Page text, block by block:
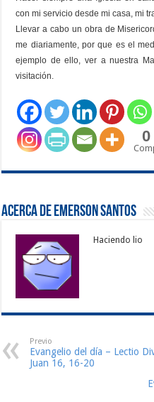
con mi servicio desde mi casa, mi
Llevar a cabo un obra de
me diariamente, por que es el
ejemplo de ello, ver a nuestra
visitación.
0
Acerca de Emerson Santos
Haciendo lio
Previo
Evangelio del día – Lectio
Juan 16, 16-20